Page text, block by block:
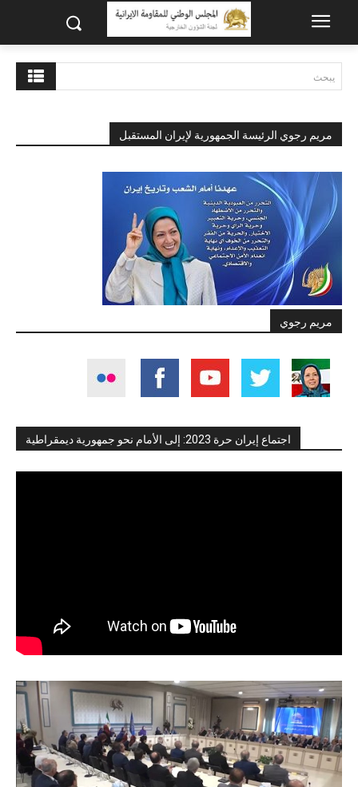
يبحث
مريم رجوي الرئيسة الجمهورية لإيران المستقبل
مريم رجوي
اجتماع إيران حرة 2023: إلى الأمام نحو جمهورية ديمقراطية